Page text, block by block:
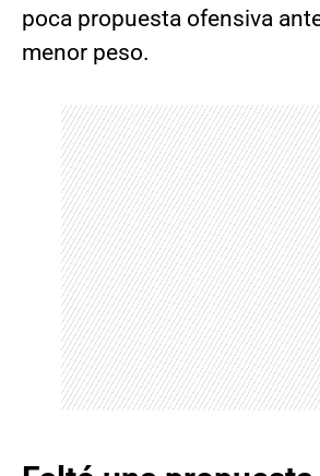
poca propuesta ofensiva
menor peso.